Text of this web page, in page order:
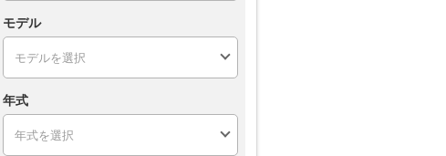
モデル
年式